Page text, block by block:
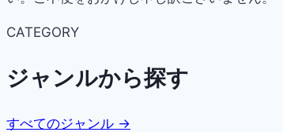
CATEGORY
ジャンルから探す
すべてのジャンル →